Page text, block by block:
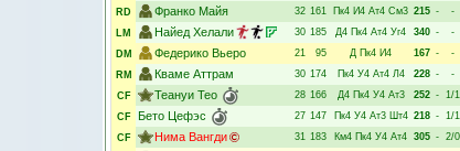
RD
Франко Майя 32 161 Пк4 И4 Ат4 См3 215 - -
LM
Найед Хелали 30 185 Д4 Пк4 Ат4 Уг4 340 - -
DM
Федерико Вьеро 21 95 Д Пк4 И4 167 - -
RM
Кваме Аттрам 30 174 Пк4 У4 Ат4 Л4 228 - -
CF
Теануи Тео 28 166 Д4 Пк4 У4 Ат3 252 - 1/1
CF
Бето Цефэс 27 147 Пк4 У4 Ат3 Шт4 218 - 1/1
CF
Нима Вангди 31 183 Км4 Пк4 У4 Ат4 305 - 2/0